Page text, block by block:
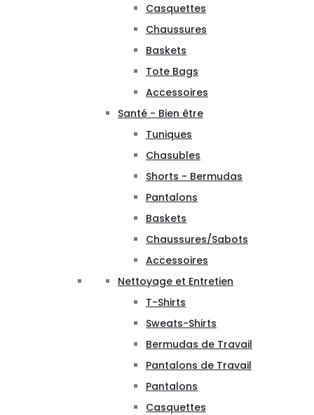
Casquettes
Chaussures
Baskets
Tote Bags
Accessoires
Santé - Bien être
Tuniques
Chasubles
Shorts - Bermudas
Pantalons
Baskets
Chaussures/Sabots
Accessoires
Nettoyage et Entretien
T-Shirts
Sweats-Shirts
Bermudas de Travail
Pantalons de Travail
Pantalons
Casquettes